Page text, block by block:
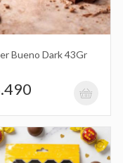
con
en Doy Pack
Bueno Dark 43Gr